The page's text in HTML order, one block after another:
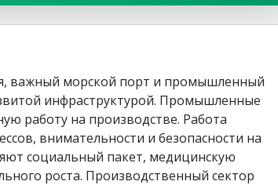
важный морской порт и промышленный
инфраструктурой. Промышленные
работу на производстве. Работа
внимательности и безопасности на
социальный пакет, медицинскую
роста. Производственный сектор